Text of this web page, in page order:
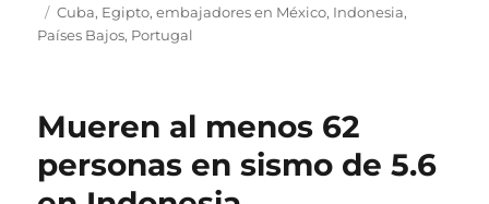
u
t
u
a
d
o
a
a
E
t
e
a
s
Cuba, Egipto,embajadores en México, Indonesia,
Países Bajos, Portugal
Mueren al menos 62
personas en sismo de 5.6